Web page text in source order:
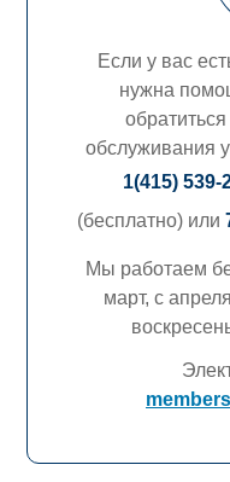
Если у вас
нужна
обслуживания
1(415) 539-
(бесплатно) или
Мы работаем
март, с